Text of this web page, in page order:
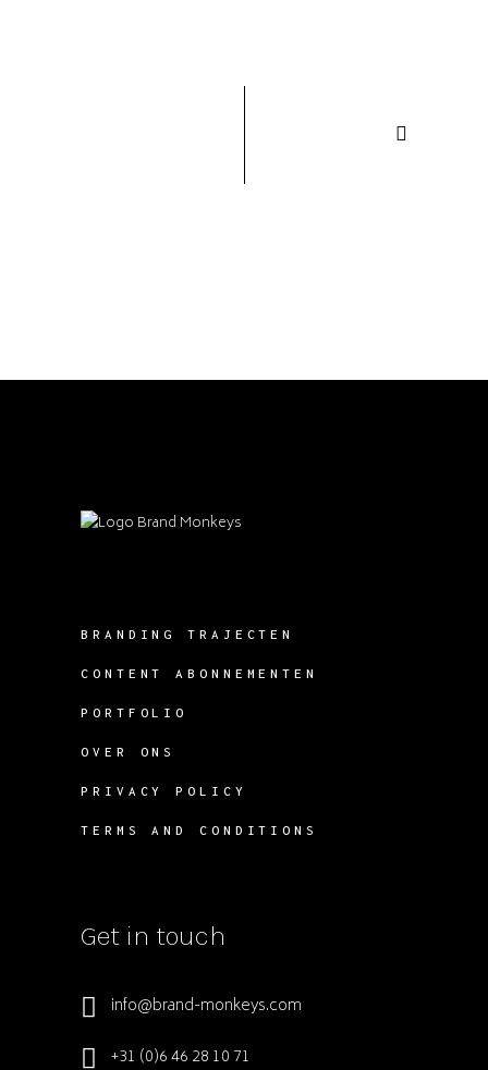
BRANDING TRAJECTEN
CONTENT ABONNEMENTEN
PORTFOLIO
OVER ONS
PRIVACY POLICY
TERMS AND CONDITIONS
Get in touch
info@brand-monkeys.com
+31 (0)6 46 28 10 71